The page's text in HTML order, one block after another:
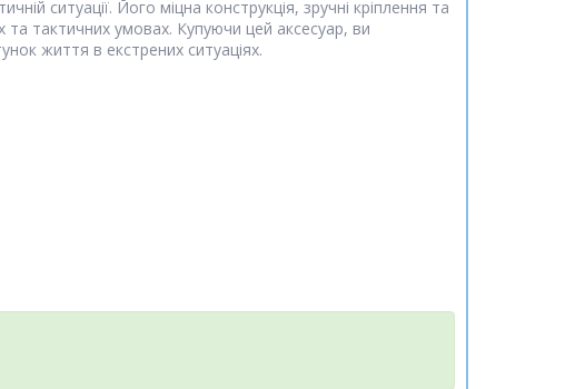
ситуації. Його міцна конструкція, зручні кріплення та
тактичних умовах. Купуючи цей аксесуар, ви
життя в екстрених ситуаціях.